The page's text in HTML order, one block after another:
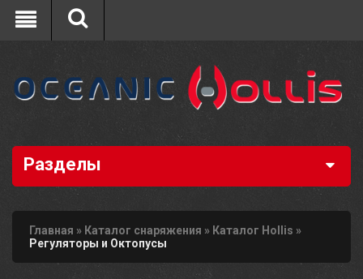
Разделы
Главная » Каталог снаряжения » Каталог Hollis »
Регуляторы и Октопусы